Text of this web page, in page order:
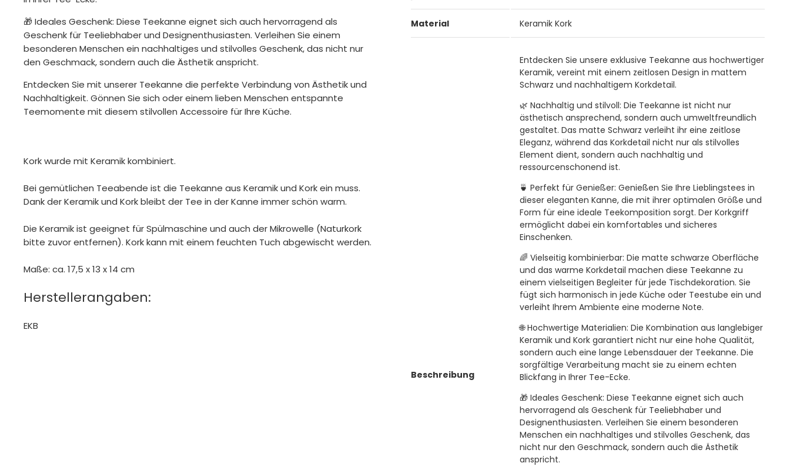
🎁Ideales Geschenk: Diese Teekanne eignet sich auch hervorragend als
Geschenk für Teeliebhaber und Designenthusiasten. Verleihen Sie einem
besonderen Menschen ein nachhaltiges und stilvolles Geschenk, das nicht nur
den Geschmack, sondern auch die Ästhetik anspricht.
Entdecken Sie mit unserer Teekanne die perfekte Verbindung von Ästhetik und
Nachhaltigkeit. Gönnen Sie sich oder einem lieben Menschen entspannte
Teemomente mit diesem stilvollen Accessoire für Ihre Küche.
Kork wurde mit Keramik kombiniert.
Bei gemütlichen Teeabende ist die Teekanne aus Keramik und Kork ein muss.
Dank der Keramik und Kork bleibt der Tee in der Kanne immer schön warm.
Die Keramik ist geeignet für Spülmaschine und auch der Mikrowelle (Naturkork
bitte zuvor entfernen). Kork kann mit einem feuchten Tuch abgewischt werden.
Maße: ca. 17,5 x 13 x 14 cm
Herstellerangaben:
EKB
Material Keramik Kork
Beschreibung
Entdecken Sie unsere exklusive Teekanne aus hochwertiger
Keramik, vereint mit einem zeitlosen Design in mattem
Schwarz und nachhaltigem Korkdetail.
🌿Nachhaltig und stilvoll: Die Teekanne ist nicht nur
ästhetisch ansprechend, sondern auch umweltfreundlich
gestaltet. Das matte Schwarz verleiht ihr eine zeitlose
Eleganz, während das Korkdetail nicht nur als stilvolles
Element dient, sondern auch nachhaltig und
ressourcenschonend ist.
🍵Perfekt für Genießer: Genießen Sie Ihre Lieblingstees in
dieser eleganten Kanne, die mit ihrer optimalen Größe und
Form für eine ideale Teekomposition sorgt. Der Korkgriff
ermöglicht dabei ein komfortables und sicheres
Einschenken.
🌈Vielseitig kombinierbar: Die matte schwarze Oberfläche
und das warme Korkdetail machen diese Teekanne zu
einem vielseitigen Begleiter für jede Tischdekoration. Sie
fügt sich harmonisch in jede Küche oder Teestube ein und
verleiht Ihrem Ambiente eine moderne Note.
🌐Hochwertige Materialien: Die Kombination aus langlebiger
Keramik und Kork garantiert nicht nur eine hohe Qualität,
sondern auch eine lange Lebensdauer der Teekanne. Die
sorgfältige Verarbeitung macht sie zu einem echten
Blickfang in Ihrer Tee-Ecke.
🎁Ideales Geschenk: Diese Teekanne eignet sich auch
hervorragend als Geschenk für Teeliebhaber und
Designenthusiasten. Verleihen Sie einem besonderen
Menschen ein nachhaltiges und stilvolles Geschenk, das
nicht nur den Geschmack, sondern auch die Ästhetik
anspricht.